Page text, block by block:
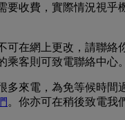
要收費，實際情況視乎
可在網上更改，請聯絡
乘客則可致電聯絡中心。
多來電，為免等候時間
。你亦可在稍後致電我